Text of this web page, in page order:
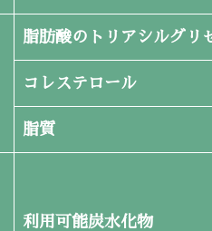
脂肪酸のトリアシルグリ
コレステロール
脂質
利用可能炭水化物